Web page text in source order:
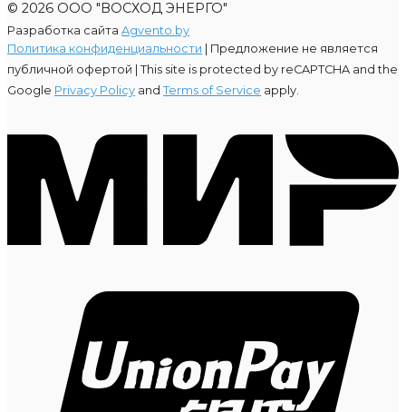
© 2026 ООО "ВОСХОД ЭНЕРГО"
Разработка сайта Agvento.by
Политика конфиденциальности | Предложение не является
публичной офертой | This site is protected by reCAPTCHA and the
Google Privacy Policy and Terms of Service apply.